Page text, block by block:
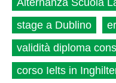
Alternanza Scuola
stage a Dublino
validità diploma
corso Ielts in